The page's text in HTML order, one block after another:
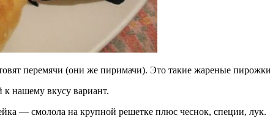
перемячи (они же пиримачи). Это такие жареные
нашему вкусу вариант.
— смолола на крупной решетке плюс чеснок, специи, лук.